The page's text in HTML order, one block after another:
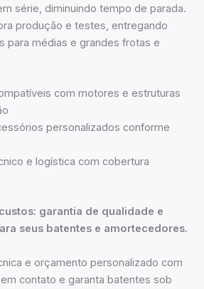
série, diminuindo tempo de parada.
produção e testes, entregando
para médias e grandes frotas e
com motores e estruturas
personalizados conforme
e logística com cobertura
garantia de qualidade e
seus batentes e amortecedores.
e orçamento personalizado com
contato e garanta batentes sob